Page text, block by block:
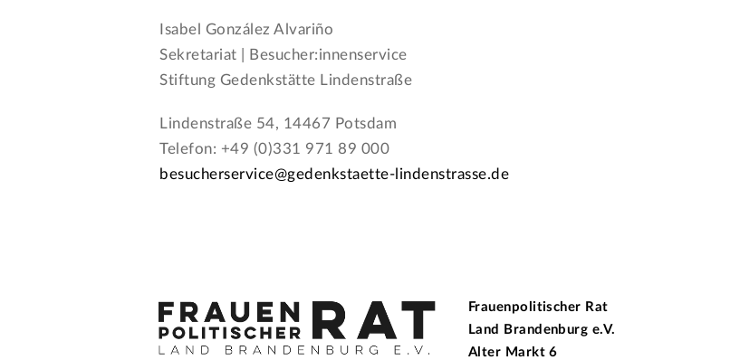
Isabel González Alvariño
Sekretariat | Besucher:innenservice
Stiftung Gedenkstätte Lindenstraße
Lindenstraße 54, 14467 Potsdam
Telefon: +49 (0)331 971 89 000
besucherservice@gedenkstaette-lindenstrasse.de
Frauenpolitischer Rat
Land Brandenburg e.V.
Alter Markt 6